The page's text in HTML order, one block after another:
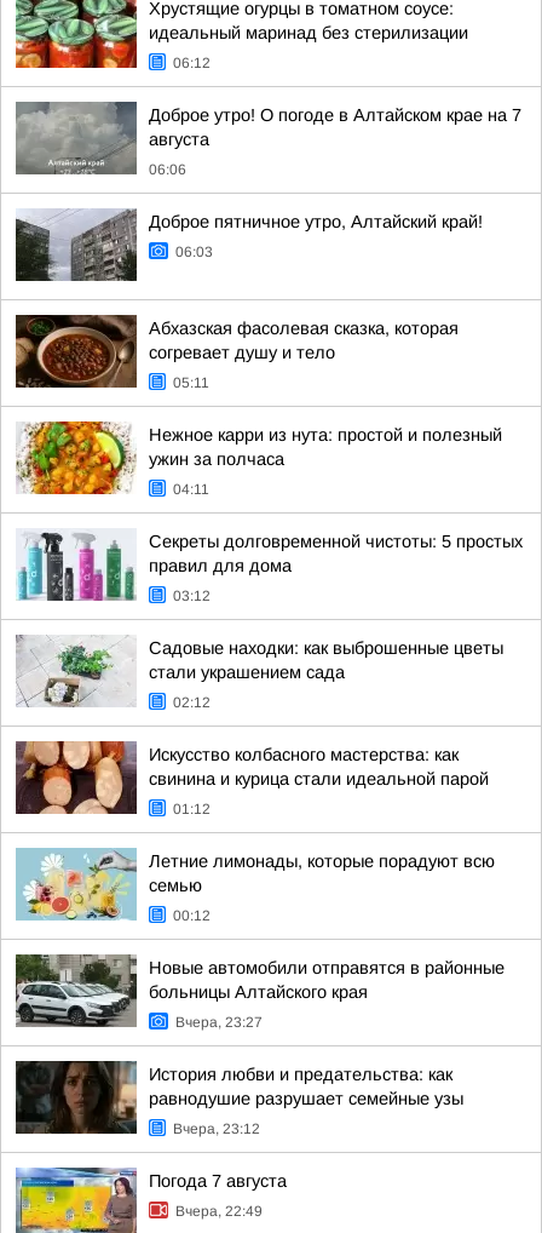
Хрустящие огурцы в томатном соусе:
идеальный маринад без стерилизации
06:12
Доброе утро! О погоде в Алтайском крае на 7
августа
06:06
Доброе пятничное утро, Алтайский край!
06:03
Абхазская фасолевая сказка, которая
согревает душу и тело
05:11
Нежное карри из нута: простой и полезный
ужин за полчаса
04:11
Секреты долговременной чистоты: 5 простых
правил для дома
03:12
Садовые находки: как выброшенные цветы
стали украшением сада
02:12
Искусство колбасного мастерства: как
свинина и курица стали идеальной парой
01:12
Летние лимонады, которые порадуют всю
семью
00:12
Новые автомобили отправятся в районные
больницы Алтайского края
Вчера, 23:27
История любви и предательства: как
равнодушие разрушает семейные узы
Вчера, 23:12
Погода 7 августа
Вчера, 22:49